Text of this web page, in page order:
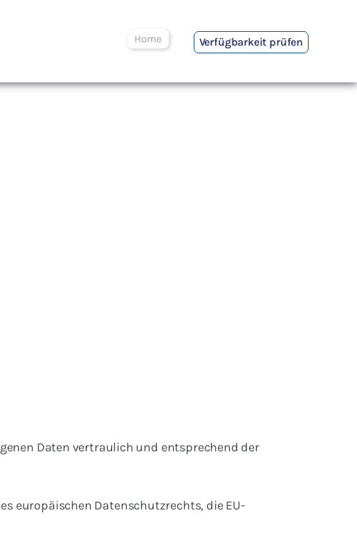
Home Verfügbarkeit prüfen
Daten vertraulich und entsprechend der
europäischen Datenschutzrechts, die EU-